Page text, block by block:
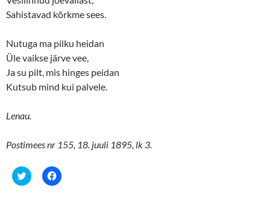
Sahistavad kõrkme sees.
Nutuga ma pilku heidan
Üle vaikse järve vee,
Ja su pilt, mis hinges peidan
Kutsub mind kui palvele.
Lenau.
Postimees nr 155, 18. juuli 1895, lk 3.
C
l
C
l